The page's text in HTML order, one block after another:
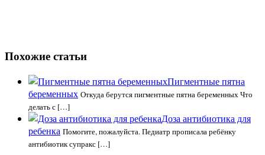
Похожие статьи
Пигментные пятна
беременных Откуда берутся пигментные пятна беременных Что
делать с […]
Доза антибиотика для
ребенка Помогите, пожалуйста. Педиатр прописала ребёнку
антибиотик супракс […]